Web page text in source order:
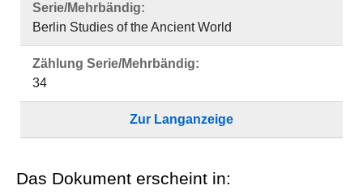
Serie/Mehrbändig:
Berlin Studies of the Ancient World
Zählung Serie/Mehrbändig:
34
Zur Langanzeige
Das Dokument erscheint in: